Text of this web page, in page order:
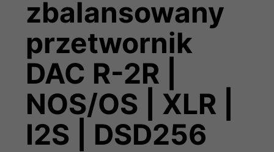
zbalansowany
przetwornik
DAC R-2R |
NOS/OS | XLR |
I2S | DSD256